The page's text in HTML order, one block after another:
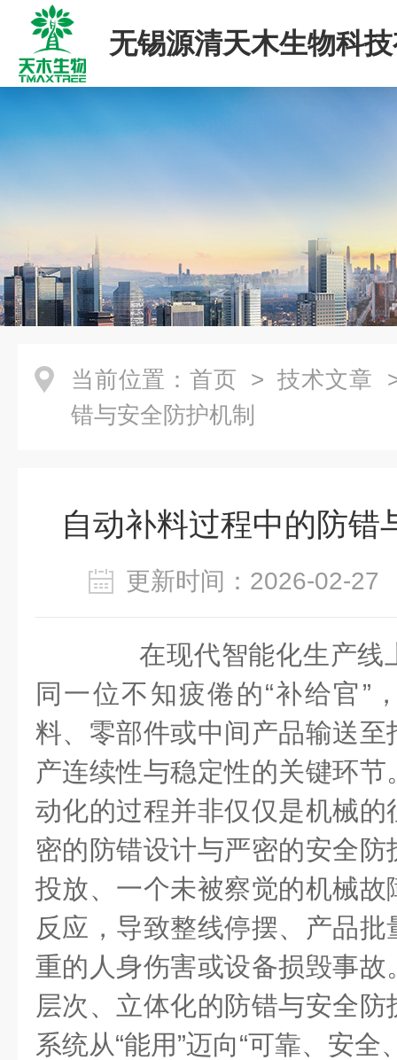
无锡源清天木生物科
司
当前位置： 首页 > 技术文章
错与安全防护机制
自动补料过程中的防错
更新时间：2026-02-
在现代智能化生产线
同一位不知疲倦的“补给官”
料、零部件或中间产品输送
产连续性与稳定性的关键环
动化的过程并非仅仅是机械
密的防错设计与严密的安全
投放、一个未被察觉的机械
反应，导致整线停摆、产品
重的人身伤害或设备损毁事
层次、立体化的防错与安全
系统从“能用”迈向“可靠、安全